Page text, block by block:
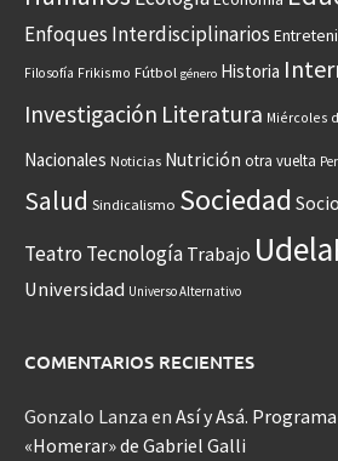
Enfoques Interdisciplinarios
Filosofía Frikismo Fútbol género Historia
Investigación Literatura Miércoles
Nacionales Noticias Nutrición otra vuelta
Salud Sindicalismo Sociedad
Teatro Tecnología Trabajo
Universidad Universo Alternativo
COMENTARIOS RECIENTES
Gonzalo Lanza en Así y Asá.
«Homerar» de Gabriel Galli